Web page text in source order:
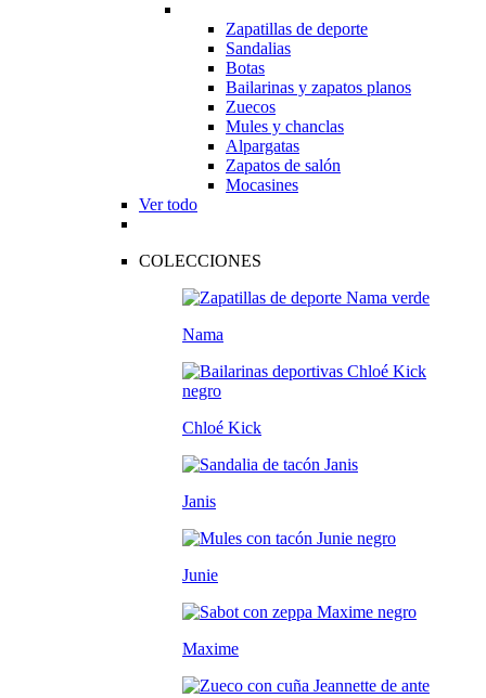
Zapatillas de deporte
Sandalias
Botas
Bailarinas y zapatos planos
Zuecos
Mules y chanclas
Alpargatas
Zapatos de salón
Mocasines
Ver todo
COLECCIONES
Nama
Chloé Kick
Janis
Junie
Maxime